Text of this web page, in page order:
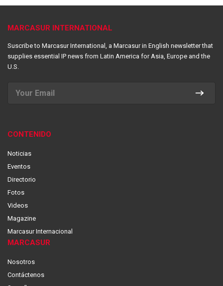
MARCASUR INTERNATIONAL
Suscribe to Marcasur International, a Marcasur in English newsletter that
supplies essential IP news from Latin America for Asia, Europe and the
U.S.
CONTENIDO
Noticias
Eventos
Directorio
Fotos
Videos
Magazine
Marcasur Internacional
MARCASUR
Nosotros
Contáctenos